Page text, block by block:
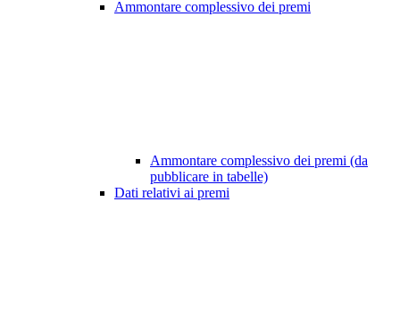
Ammontare complessivo dei premi
Ammontare complessivo dei premi (da
pubblicare in tabelle)
Dati relativi ai premi